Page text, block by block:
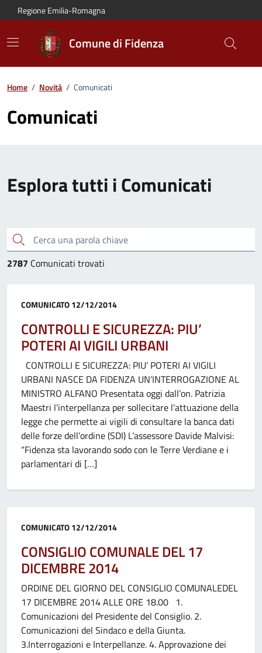
Vai al contenuto principale
Vai alla navigazione del sito
Vai al piede di pagina
Regione Emilia-Romagna
Comune di Fidenza
Home / Novità / Comunicati
Comunicati
Esplora tutti i Comunicati
Cerca una parola chiave
2787 Comunicati trovati
Categoria:
COMUNICATO12/12/2014
CONTROLLI E SICUREZZA: PIU’
POTERI AI VIGILI URBANI
CONTROLLI E SICUREZZA: PIU’ POTERI AI VIGILI
URBANI NASCE DA FIDENZA UN’INTERROGAZIONE AL
MINISTRO ALFANO Presentata oggi dall’on. Patrizia
Maestri l’interpellanza per sollecitare l’attuazione della
legge che permette ai vigili di consultare la banca dati
delle forze dell’ordine (SDI) L’assessore Davide Malvisi:
“Fidenza sta lavorando sodo con le Terre Verdiane e i
parlamentari di […]
Categoria:
COMUNICATO12/12/2014
CONSIGLIO COMUNALE DEL 17
DICEMBRE 2014
ORDINE DEL GIORNO DEL CONSIGLIO COMUNALEDEL
17 DICEMBRE 2014 ALLE ORE 18.00 1.
Comunicazioni del Presidente del Consiglio. 2.
Comunicazioni del Sindaco e della Giunta.
3.Interrogazioni e Interpellanze. 4. Approvazione dei